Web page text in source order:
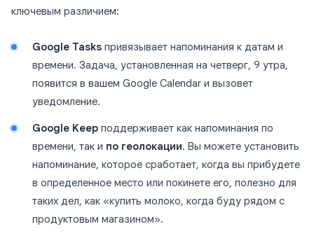
ключевым различием:
Google Tasks привязывает напоминания к датам и
времени. Задача, установленная на четверг, 9 утра,
появится в вашем Google Calendar и вызовет
уведомление.
Google Keep поддерживает как напоминания по
времени, так и по геолокации. Вы можете установить
напоминание, которое сработает, когда вы прибудете
в определенное место или покинете его, полезно для
таких дел, как «купить молоко, когда буду рядом с
продуктовым магазином».